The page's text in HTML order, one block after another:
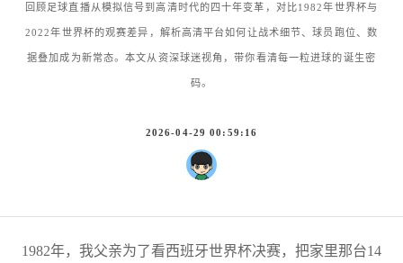
回顾足球直播从模拟信号到高清时代的四十年变革，对比1982年世界杯与
2022年世界杯的观赛差异，解析高清平台如何让战术细节、球员跑位、数
据叠加成为新常态。本文从资深球迷视角，带你看清每一粒进球的诞生密
码。
2026-04-29 00:59:16
1982年，我父亲为了看西班牙世界杯决赛，把家里那台14